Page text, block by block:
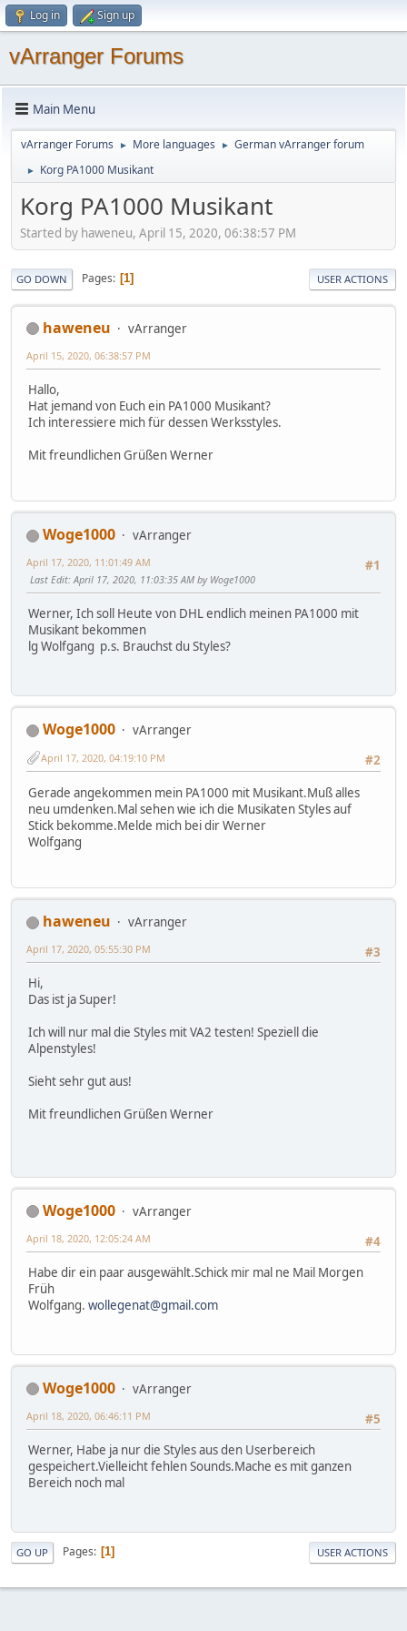
Log in Sign up
vArranger Forums
Main Menu
vArranger Forums ► More languages ► German vArranger forum
► Korg PA1000 Musikant
Korg PA1000 Musikant
Started by haweneu, April 15, 2020, 06:38:57 PM
GO DOWN Pages 1 USER ACTIONS
haweneu vArranger
April 15, 2020, 06:38:57 PM
Hallo,
Hat jemand von Euch ein PA1000 Musikant?
Ich interessiere mich für dessen Werksstyles.
Mit freundlichen Grüßen Werner
Woge1000
vArranger
#1
April 17, 2020, 11:01:49 AM
Last Edit: April 17, 2020, 11:03:35 AM by Woge1000
Werner, Ich soll Heute von DHL endlich meinen PA1000 mit
Musikant bekommen
lg Wolfgang p.s. Brauchst du Styles?
Woge1000
vArranger
#2
April 17, 2020, 04:19:10 PM
Gerade angekommen mein PA1000 mit Musikant.Muß alles
neu umdenken.Mal sehen wie ich die Musikaten Styles auf
Stick bekomme.Melde mich bei dir Werner
Wolfgang
haweneu
vArranger
#3
April 17, 2020, 05:55:30 PM
Hi,
Das ist ja Super!
Ich will nur mal die Styles mit VA2 testen! Speziell die
Alpenstyles!
Sieht sehr gut aus!
Mit freundlichen Grüßen Werner
Woge1000
vArranger
#4
April 18, 2020, 12:05:24 AM
Habe dir ein paar ausgewählt.Schick mir mal ne Mail Morgen
Früh
Wolfgang. wollegenat@gmail.com
Woge1000
vArranger
#5
April 18, 2020, 06:46:11 PM
Werner, Habe ja nur die Styles aus den Userbereich
gespeichert.Vielleicht fehlen Sounds.Mache es mit ganzen
Bereich noch mal
GO UP Pages 1 USER ACTIONS